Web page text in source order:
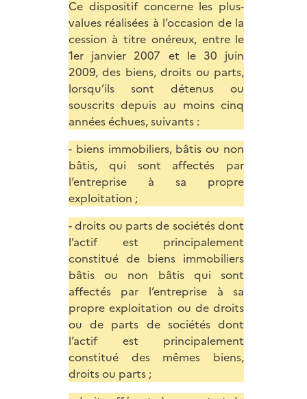
Ce dispositif concerne les plus-
values réalisées à l’occasion de la
cession à titre onéreux, entre le
1er janvier 2007 et le 30 juin
2009, des biens, droits ou parts,
lorsqu’ils sont détenus ou
souscrits depuis au moins cinq
années échues, suivants :
- biens immobiliers, bâtis ou non
bâtis, qui sont affectés par
l’entreprise à sa propre
exploitation ;
- droits ou parts de sociétés dont
l’actif est principalement
constitué de biens immobiliers
bâtis ou non bâtis qui sont
affectés par l’entreprise à sa
propre exploitation ou de droits
ou de parts de sociétés dont
l’actif est principalement
constitué des mêmes biens,
droits ou parts ;